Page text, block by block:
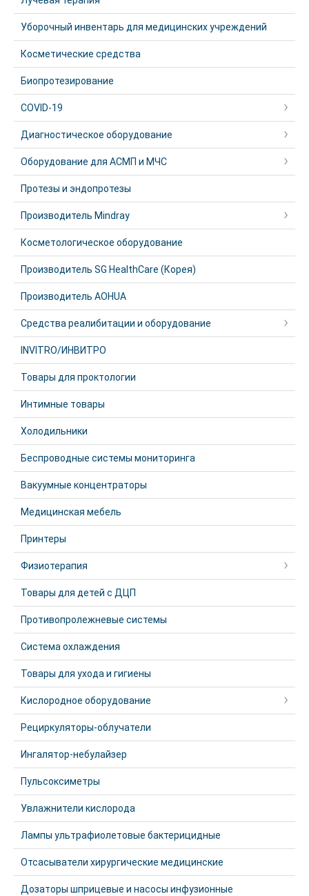
Уборочный инвентарь для медицинских учреждений
Косметические средства
Биопротезирование
COVID-19
Диагностическое оборудование
Оборудование для АСМП и МЧС
Протезы и эндопротезы
Производитель Mindray
Косметологическое оборудование
Производитель SG HealthCare (Корея)
Производитель AOHUA
Средства реалибитации и оборудование
INVITRO/ИНВИТРО
Товары для проктологии
Интимные товары
Холодильники
Беспроводные системы мониторинга
Вакуумные концентраторы
Медицинская мебель
Принтеры
Физиотерапия
Товары для детей с ДЦП
Противопролежневые системы
Система охлаждения
Товары для ухода и гигиены
Кислородное оборудование
Рециркуляторы-облучатели
Ингалятор-небулайзер
Пульсоксиметры
Увлажнители кислорода
Лампы ультрафиолетовые бактерицидные
Отсасыватели хирургические медицинские
Дозаторы шприцевые и насосы инфузионные